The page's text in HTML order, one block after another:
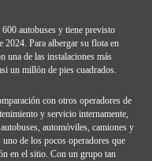
600 autobuses y tiene previsto
2024. Para albergar su flota en
una de las instalaciones más
un millón de pies cuadrados.
con otros operadores de
y servicio internamente,
automóviles, camiones y
de los pocos operadores que
en el sitio. Con un grupo tan